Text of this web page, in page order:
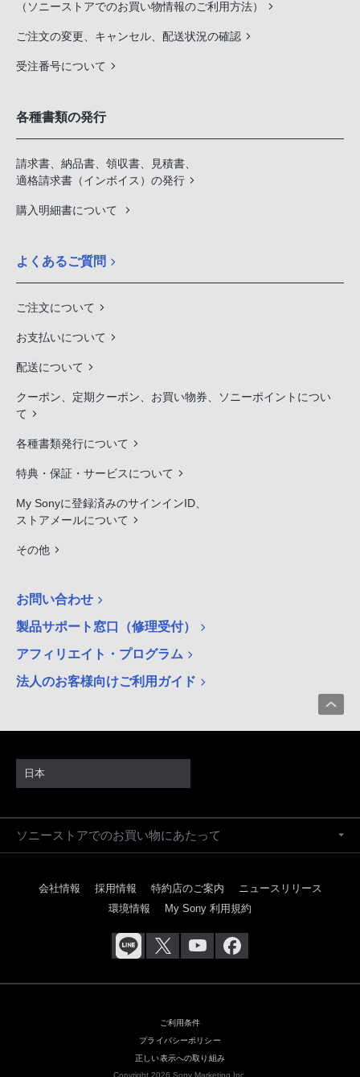
（ソニーストアでのお買い物情報のご利用方法）
ご注文の変更、キャンセル、配送状況の確認
受注番号について
各種書類の発行
請求書、納品書、領収書、見積書、
適格請求書（インボイス）の発行
購入明細書について
よくあるご質問
ご注文について
お支払いについて
配送について
クーポン、定期クーポン、お買い物券、ソニーポイントについ
て
各種書類発行について
特典・保証・サービスについて
My Sonyに登録済みのサインインID、
ストアメールについて
その他
お問い合わせ
製品サポート窓口（修理受付）
アフィリエイト・プログラム
法人のお客様向けご利用ガイド
日本
ソニーストアでのお買い物にあたって
会社情報 採用情報 特約店のご案内
ニュースリリース
環境情報
My Sony 利用規約
ご利用条件
プライバシーポリシー
正しい表示への取り組み
Copyright 2026 Sony Marketing Inc.